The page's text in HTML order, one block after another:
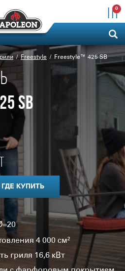
0
Freestyle Freestyle™ 425 SB
SB
ГДЕ КУПИТЬ
4 000 см²
гриля 16,6 кВт